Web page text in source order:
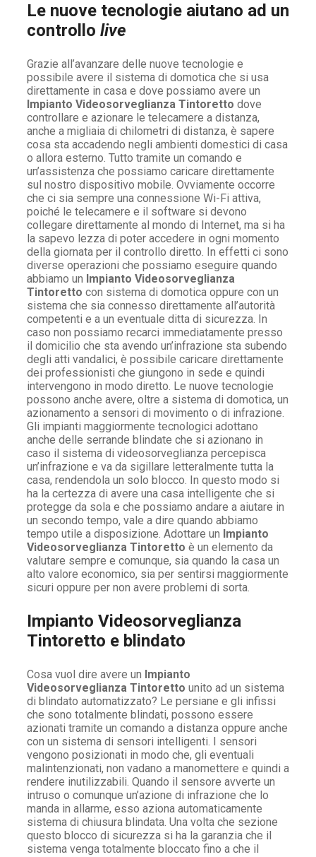
Le nuove tecnologie aiutano ad un
controllo live
Grazie all’avanzare delle nuove tecnologie e
possibile avere il sistema di domotica che si usa
direttamente in casa e dove possiamo avere un
Impianto Videosorveglianza Tintoretto dove
controllare e azionare le telecamere a distanza,
anche a migliaia di chilometri di distanza, è sapere
cosa sta accadendo negli ambienti domestici di casa
o allora esterno. Tutto tramite un comando e
un’assistenza che possiamo caricare direttamente
sul nostro dispositivo mobile. Ovviamente occorre
che ci sia sempre una connessione Wi-Fi attiva,
poiché le telecamere e il software si devono
collegare direttamente al mondo di Internet, ma si ha
la sapevo lezza di poter accedere in ogni momento
della giornata per il controllo diretto. In effetti ci sono
diverse operazioni che possiamo eseguire quando
abbiamo un Impianto Videosorveglianza
Tintoretto con sistema di domotica oppure con un
sistema che sia connesso direttamente all’autorità
competenti e a un eventuale ditta di sicurezza. In
caso non possiamo recarci immediatamente presso
il domicilio che sta avendo un’infrazione sta subendo
degli atti vandalici, è possibile caricare direttamente
dei professionisti che giungono in sede e quindi
intervengono in modo diretto. Le nuove tecnologie
possono anche avere, oltre a sistema di domotica, un
azionamento a sensori di movimento o di infrazione.
Gli impianti maggiormente tecnologici adottano
anche delle serrande blindate che si azionano in
caso il sistema di videosorveglianza percepisca
un’infrazione e va da sigillare letteralmente tutta la
casa, rendendola un solo blocco. In questo modo si
ha la certezza di avere una casa intelligente che si
protegge da sola e che possiamo andare a aiutare in
un secondo tempo, vale a dire quando abbiamo
tempo utile a disposizione. Adottare un Impianto
Videosorveglianza Tintoretto è un elemento da
valutare sempre e comunque, sia quando la casa un
alto valore economico, sia per sentirsi maggiormente
sicuri oppure per non avere problemi di sorta.
Impianto Videosorveglianza
Tintoretto e blindato
Cosa vuol dire avere un Impianto
Videosorveglianza Tintoretto unito ad un sistema
di blindato automatizzato? Le persiane e gli infissi
che sono totalmente blindati, possono essere
azionati tramite un comando a distanza oppure anche
con un sistema di sensori intelligenti. I sensori
vengono posizionati in modo che, gli eventuali
malintenzionati, non vadano a manomettere e quindi a
rendere inutilizzabili. Quando il sensore avverte un
intruso o comunque un’azione di infrazione che lo
manda in allarme, esso aziona automaticamente
sistema di chiusura blindata. Una volta che sezione
questo blocco di sicurezza si ha la garanzia che il
sistema venga totalmente bloccato fino a che il